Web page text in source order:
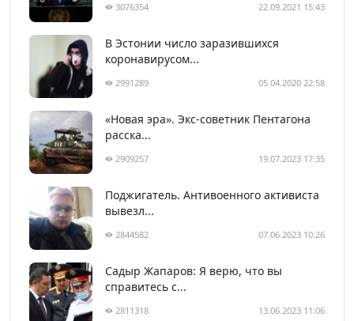
3076354 22.09.2021 15:43
В Эстонии число заразившихся
коронавирусом...
2991289 05.04.2020 22:58
«Новая эра». Экс-советник Пентагона
расска...
2909257 19.07.2023 17:35
Поджигатель. Антивоенного активиста
вывезл...
2844582 07.06.2023 10:26
Садыр Жапаров: Я верю, что вы
справитесь с...
2811318 13.06.2023 11:06